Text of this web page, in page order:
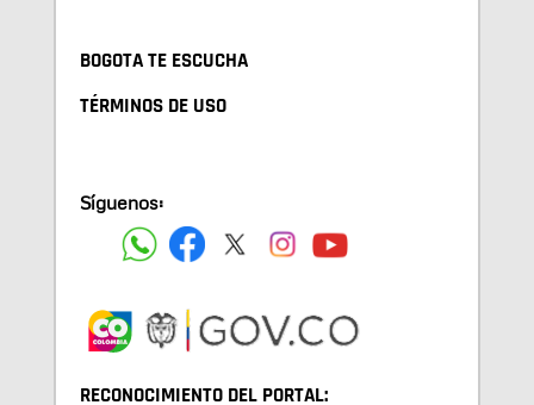
BOGOTA TE ESCUCHA
TÉRMINOS DE USO
Síguenos:
RECONOCIMIENTO DEL PORTAL: